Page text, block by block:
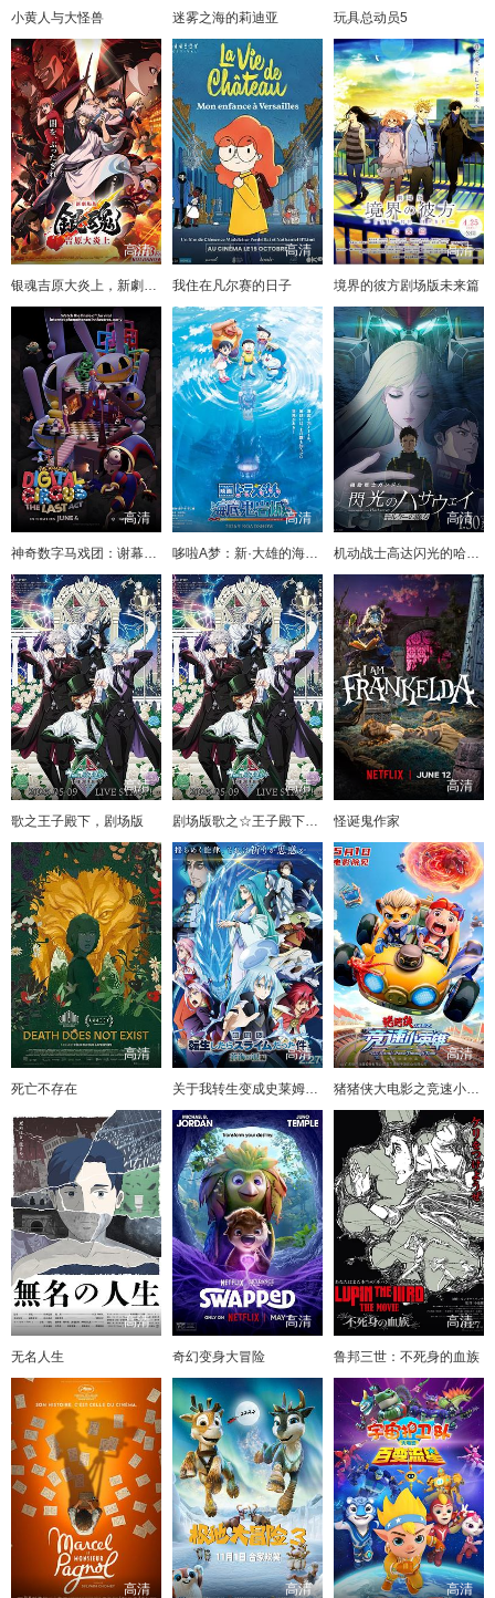
小黄人与大怪兽 迷雾之海的莉迪亚 玩具总动员5
高清 高清
我住在凡尔赛的日子
高清
境界的彼方剧场版未来篇
高清 高清
哆啦A梦：新·大雄的海底鬼岩城
高清
高清
歌之王子殿下，剧场版
高清
剧场版歌之☆王子殿下TABOONIGHTXXXX
高清
怪诞鬼作家
高清
死亡不存在
高清
关于我转生变成史莱姆这档事苍海之泪篇-劇場版
高清
猪猪侠大电影之竞速小英雄
高清
无名人生
高清
奇幻变身大冒险
高清
鲁邦三世：不死身的血族
高清 高清 高清